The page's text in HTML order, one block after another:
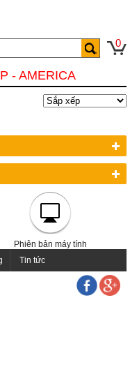
0
- AMERICA
Phiên bản máy tính
Tin tức